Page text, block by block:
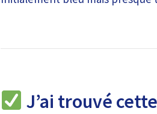
J’ai trouvé